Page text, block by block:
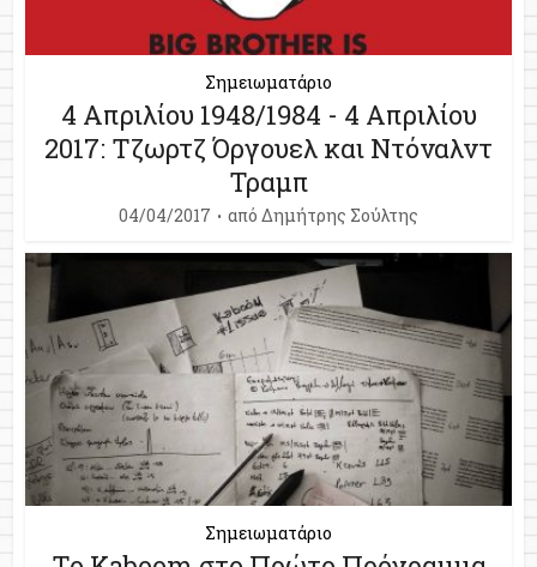
Σημειωματάριο
4 Απριλίου 1948/1984 - 4 Απριλίου
2017: Τζωρτζ Όργουελ και Ντόναλντ
Τραμπ
04/04/2017 από Δημήτρης Σούλτης
Σημειωματάριο